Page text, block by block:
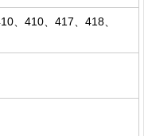
、410、417、418、